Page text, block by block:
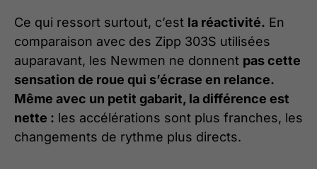
Ce qui ressort surtout, c’est la réactivité. En
comparaison avec des Zipp 303S utilisées
auparavant, les Newmen ne donnent pas cette
sensation de roue qui s’écrase en relance.
Même avec un petit gabarit, la différence est
nette : les accélérations sont plus franches, les
changements de rythme plus directs.